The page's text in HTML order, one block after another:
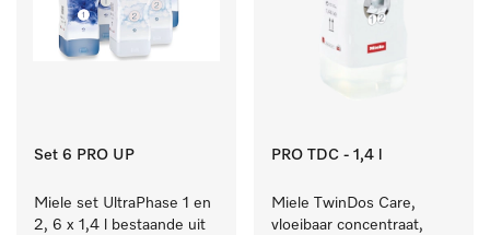
Set 6 PRO UP
Miele set UltraPhase 1 en
2, 6 x 1,4 l bestaande uit
PRO TDC - 1,4 l
Miele TwinDos Care,
vloeibaar concentraat,